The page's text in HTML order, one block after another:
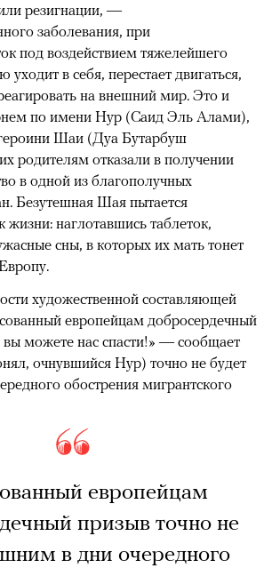
резигнации, —
заболевания, при
под воздействием тяжелейшего
уходит в себя, перестает двигаться,
на внешний мир. Это и
по имени Нур (Саид Эль Алами),
Шаи (Дуа Бутарбуш
родителям отказали в получении
в одной из благополучных
Безутешная Шая пытается
жизни: наглотавшись таблеток,
сны, в которых их мать тонет
художественной составляющей
европейцам добросердечный
можете нас спасти!» — сообщает
очнувшийся Нур) точно не будет
обострения мигрантского
европейцам
призыв точно не
в дни очередного